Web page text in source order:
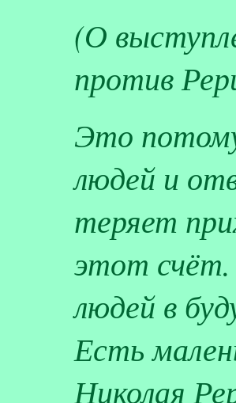
(О
против
Это
людей и
теряет
этот
людей в
Есть
Николая